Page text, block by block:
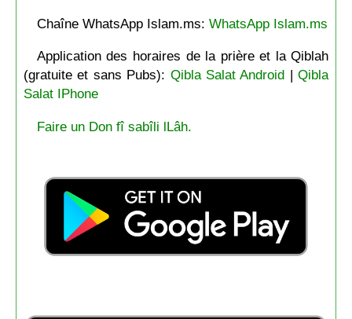
Chaîne WhatsApp Islam.ms: WhatsApp Islam.ms
Application des horaires de la prière et la Qiblah
(gratuite et sans Pubs): Qibla Salat Android |Qibla
Salat IPhone
Faire un Don fî sabîli lLâh.